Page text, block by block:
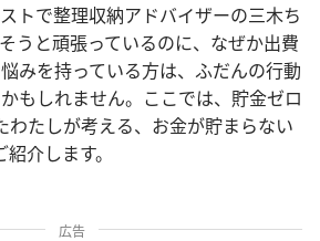
トで整理収納アドバイザーの三木ち
うと頑張っているのに、なぜか出費
みを持っている方は、ふだんの行動
もしれません。ここでは、貯金ゼロ
わたしが考える、お金が貯まらない
介します。
広告